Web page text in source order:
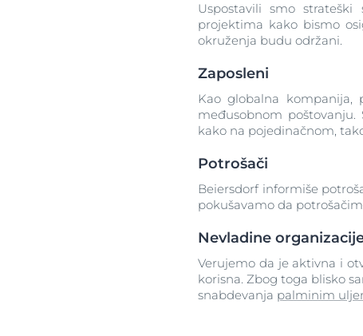
Uspostavili smo
projektima kako bismo
okruženja budu održani.
Zaposleni
Kao globalna kompanija,
međusobnom
kako na pojedinačnom,
Potrošači
Beiersdorf informiše
pokušavamo da
Nevladine
Verujemo da je aktivna i
korisna. Zbog toga blisko
snabdevanja palminim